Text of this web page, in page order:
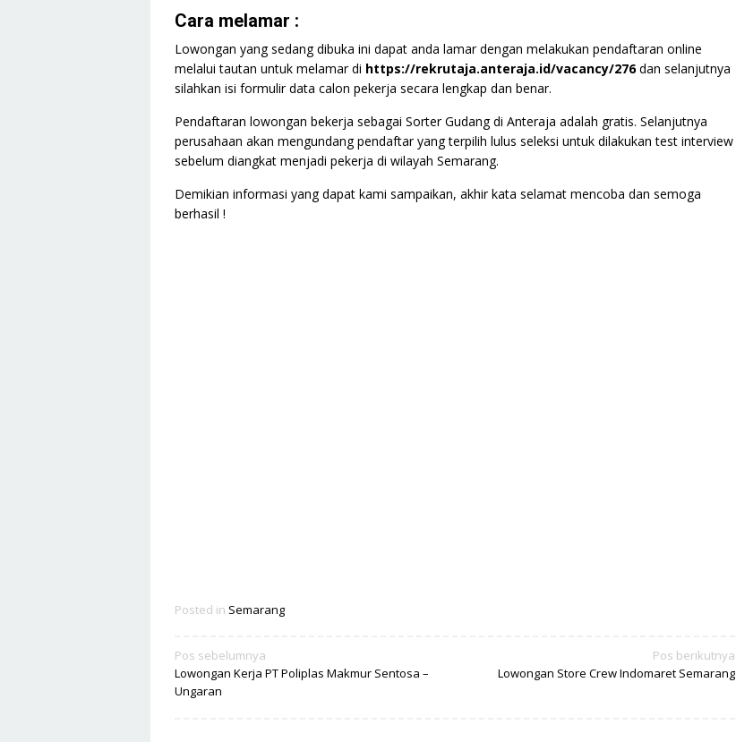
Cara melamar :
Lowongan yang sedang dibuka ini dapat anda lamar dengan melakukan pendaftaran online
melalui tautan untuk melamar di https://rekrutaja.anteraja.id/vacancy/276dan selanjutnya
silahkan isi formulir data calon pekerja secara lengkap dan benar.
Pendaftaran lowongan bekerja sebagai Sorter Gudang di Anteraja adalah gratis. Selanjutnya
perusahaan akan mengundang pendaftar yang terpilih lulus seleksi untuk dilakukan test interview
sebelum diangkat menjadi pekerja di wilayah Semarang.
Demikian informasi yang dapat kami sampaikan, akhir kata selamat mencoba dan semoga
berhasil !
Posted in Semarang
Navigasi
pos
Pos sebelumnya
Lowongan Kerja PT Poliplas Makmur Sentosa –
Ungaran
Pos berikutnya
Lowongan Store Crew Indomaret Semarang